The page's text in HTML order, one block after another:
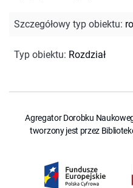
Szczegółowy typ obiektu:
Typ obiektu: Rozdział
Agregator Dorobku
tworzony jest przez